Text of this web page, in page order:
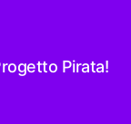
Pirata!